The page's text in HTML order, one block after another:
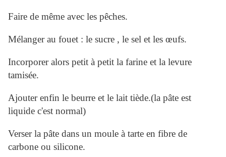
Faire de même avec les pêches.
Mélanger au fouet : le sucre , le sel et les œufs.
Incorporer alors petit à petit la farine et la levure
tamisée.
Ajouter enfin le beurre et le lait tiède.(la pâte est
liquide c'est normal)
Verser la pâte dans un moule à tarte en fibre de
carbone ou silicone.